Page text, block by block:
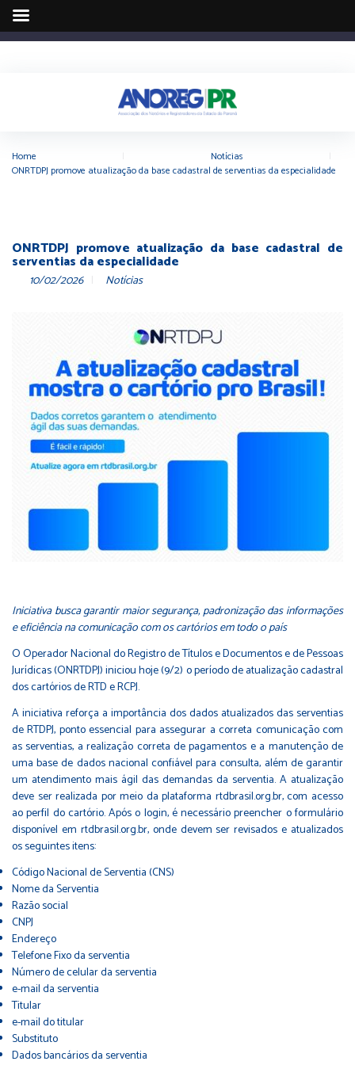
Home Notícias
ONRTDPJ promove atualização da base cadastral de serventias da especialidade
ONRTDPJ promove atualização da base cadastral de
serventias da especialidade
10/02/2026 Notícias
Iniciativa busca garantir maior segurança, padronização das informações
e eficiência na comunicação com os cartórios em todo o país
O Operador Nacional do Registro de Títulos e Documentos e de Pessoas
Jurídicas (ONRTDPJ) iniciou hoje (9/2) o período de atualização cadastral
dos cartórios de RTD e RCPJ.
A iniciativa reforça a importância dos dados atualizados das serventias
de RTDPJ, ponto essencial para assegurar a correta comunicação com
as serventias, a realização correta de pagamentos e a manutenção de
uma base de dados nacional confiável para consulta, além de garantir
um atendimento mais ágil das demandas da serventia. A atualização
deve ser realizada por meio da plataforma rtdbrasil.org.br, com acesso
ao perfil do cartório. Após o login, é necessário preencher o formulário
disponível em rtdbrasil.org.br, onde devem ser revisados e atualizados
os seguintes itens:
Código Nacional de Serventia (CNS)
Nome da Serventia
Razão social
CNPJ
Endereço
Telefone Fixo da serventia
Número de celular da serventia
e-mail da serventia
Titular
e-mail do titular
Substituto
Dados bancários da serventia